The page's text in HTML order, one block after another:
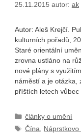
25.11.2015 autor: ak
Autor: Aleš Krejčí.
kulturních pořadů,
Staré orientální
zrovna ustláno na
nové plány s
náměstí a je otázka,
příštích letech
Rubriky
články o umění
Štítky
Čína, Náprstkovo